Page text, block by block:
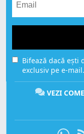
Bifează dacă ești
exclusiv pe e-mail.
VEZI